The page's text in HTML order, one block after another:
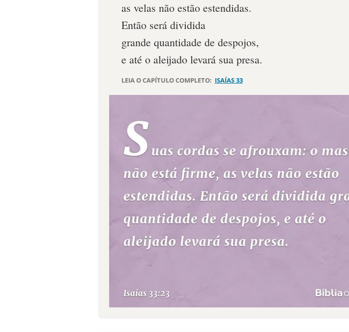
as velas não estão estendidas.
Então será dividida
grande quantidade de despojos,
e até o aleijado levará sua presa.
LEIA O CAPÍTULO COMPLETO: ISAÍAS 33